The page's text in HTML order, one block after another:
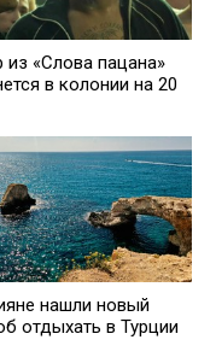
из «Слова пацана»
в колонии на 20
нашли новый
отдыхать в Турции